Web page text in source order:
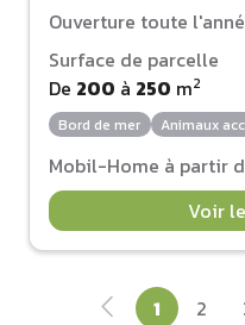
Ouverture toute
Surface de parcelle
De 200 à 250 m2
Bord de mer Animaux
Mobil-Home à partir
Voir
1 2